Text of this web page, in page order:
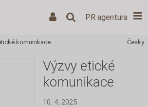
PR agentura
Česky
komunikace
Výzvy etické
komunikace
10. 4. 2025